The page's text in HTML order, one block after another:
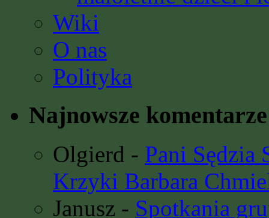
Wiki
O nas
Polityka
Najnowsze komentarze
Olgierd - Pani Sędzia
Krzyki Barbara
Janusz - Spotkania